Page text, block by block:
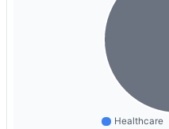
Healthcare